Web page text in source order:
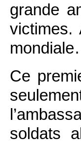
grande
victimes.
Ce
soldats